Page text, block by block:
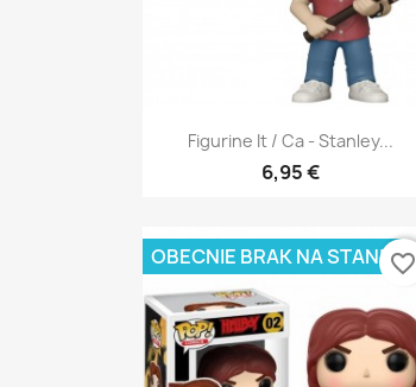
Szybki podgląd
Figurine It / Ca - Stanley...
6,95 €
OBECNIE BRAK NA STANIEfavorite_border